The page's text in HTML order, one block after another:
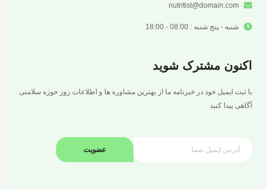
nutritist@domain.com
شنبه - پنج شنبه : 08:00 - 18:00
اکنون مشترک شوید
با ثبت ایمیل خود در خبرنامه ما از بهترین مشاوره ها و اطلاعات روز حوزه سلامتی
آگاهی پیدا کنید
عضویت